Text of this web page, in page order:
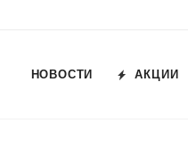
НОВОСТИ АКЦИИ